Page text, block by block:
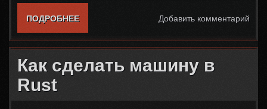
ПОДРОБНЕЕО КАК УБРАТЬ ПОСТРОЙКУ В RUST
Добавить комментарий
Как сделать машину в
Rust